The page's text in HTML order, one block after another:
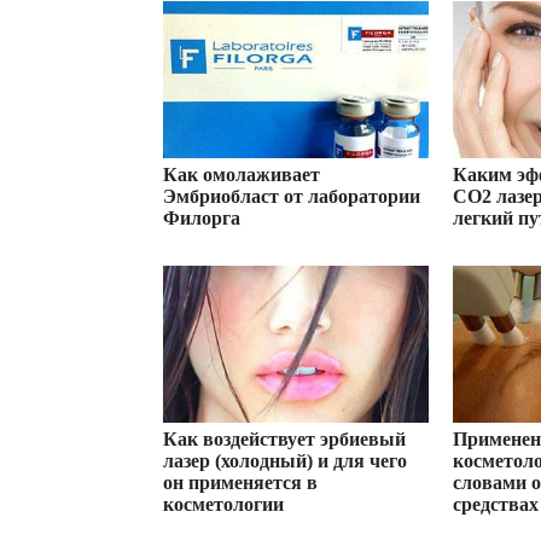
Как омолаживает
Эмбриобласт от лаборатории
Филорга
Каким
СО2
легкий
Как воздействует эрбиевый
лазер (холодный) и для чего
он применяется в
косметологии
словами
средствах